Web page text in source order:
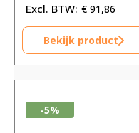
€ 91,86
Bekijk product
-5%